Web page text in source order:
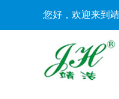
您好，欢迎来到